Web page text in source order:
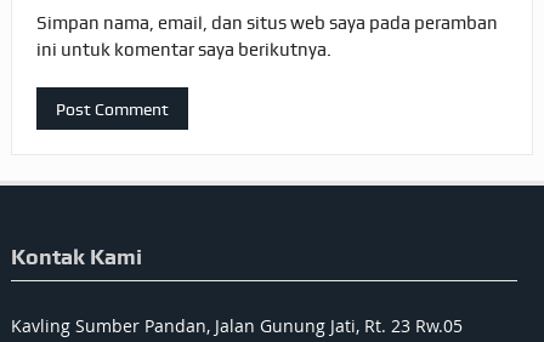
Simpan nama, email, dan situs web saya pada peramban
ini untuk komentar saya berikutnya.
Kontak Kami
Kavling Sumber Pandan, Jalan Gunung Jati, Rt. 23 Rw.05